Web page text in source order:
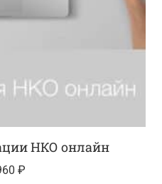
НКО онлайн
₽